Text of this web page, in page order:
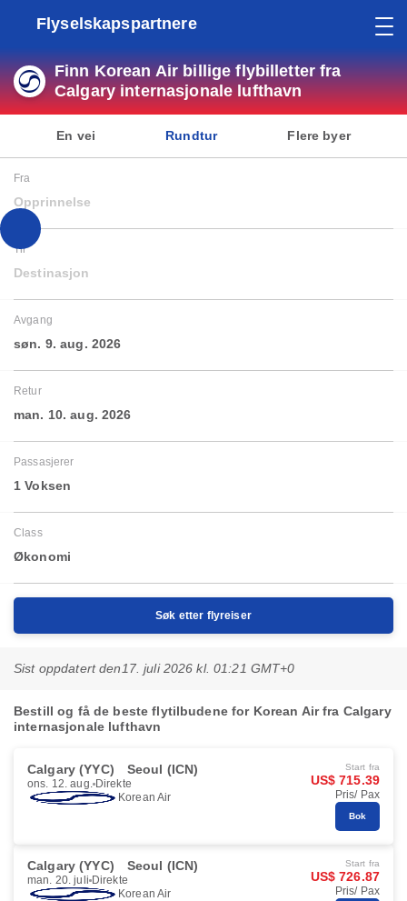
Flyselskapspartnere
Finn Korean Air billige flybilletter fra
Calgary internasjonale lufthavn
En vei Rundtur Flere byer
Fra
Opprinnelse
Til
Destinasjon
Avgang
søn. 9. aug. 2026
Retur
man. 10. aug. 2026
Passasjerer
1 Voksen
Class
Økonomi
Søk etter flyreiser
Sist oppdatert den 17. juli 2026 kl. 01:21 GMT+0
Bestill og få de beste flytilbudene for Korean Air fra Calgary
internasjonale lufthavn
Calgary (YYC) Seoul (ICN)
ons. 12. aug. Direkte
Korean Air
Start fra
US$ 715.39
Pris/ Pax
Bok
Calgary (YYC) Seoul (ICN)
man. 20. juli Direkte
Korean Air
Start fra
US$ 726.87
Pris/ Pax